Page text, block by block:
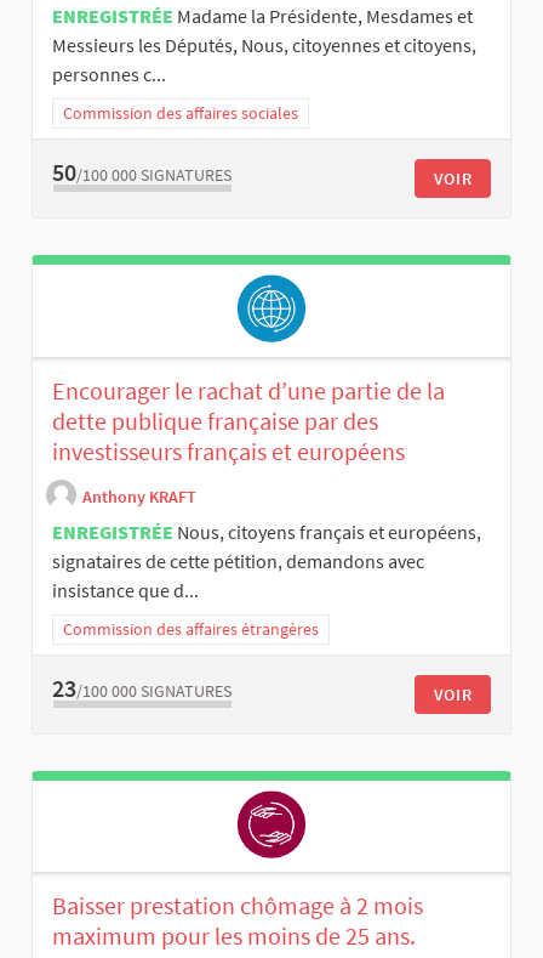
ENREGISTRÉE Madame la Présidente, Mesdames et
Messieurs les Députés, Nous, citoyennes et citoyens,
personnes c...
Commission des affaires sociales
50/100 000 SIGNATURES VOIR
Encourager le rachat d’une partie de la
dette publique française par des
investisseurs français et européens
Anthony KRAFT
ENREGISTRÉE Nous, citoyens français et européens,
signataires de cette pétition, demandons avec
insistance que d...
Commission des affaires étrangères
23/100 000 SIGNATURES VOIR
Baisser prestation chômage à 2 mois
maximum pour les moins de 25 ans.